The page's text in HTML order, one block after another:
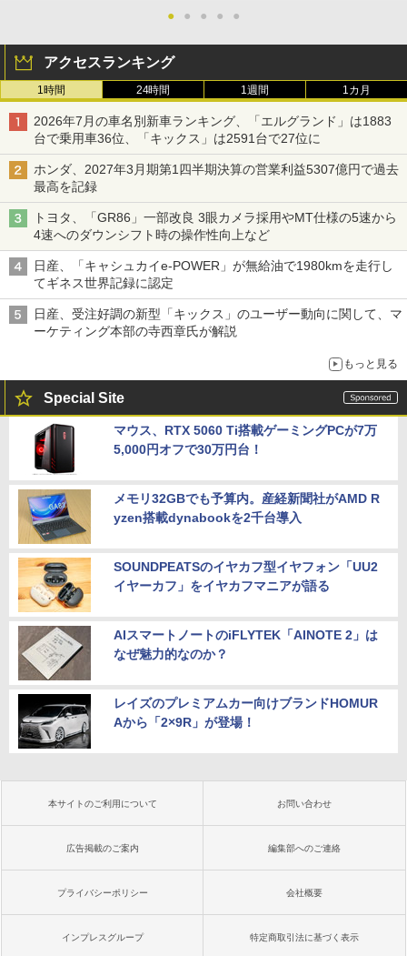
● ● ● ● ●
アクセスランキング
1時間 24時間 1週間 1カ月
2026年7月の車名別新車ランキング、「エルグランド」は1883
台で乗用車36位、「キックス」は2591台で27位に
ホンダ、2027年3月期第1四半期決算の営業利益5307億円で過去
最高を記録
トヨタ、「GR86」一部改良 3眼カメラ採用やMT仕様の5速から
4速へのダウンシフト時の操作性向上など
日産、「キャシュカイe-POWER」が無給油で1980kmを走行し
てギネス世界記録に認定
日産、受注好調の新型「キックス」のユーザー動向に関して、マ
ーケティング本部の寺西章氏が解説
もっと見る
Special Site
マウス、RTX 5060 Ti搭載ゲーミングPCが7万
5,000円オフで30万円台！
メモリ32GBでも予算内。産経新聞社がAMD R
yzen搭載dynabookを2千台導入
SOUNDPEATSのイヤカフ型イヤフォン「UU2
イヤーカフ」をイヤカフマニアが語る
AIスマートノートのiFLYTEK「AINOTE 2」は
なぜ魅力的なのか？
レイズのプレミアムカー向けブランドHOMUR
Aから「2×9R」が登場！
本サイトのご利用について お問い合わせ
広告掲載のご案内 編集部へのご連絡
プライバシーポリシー 会社概要
インプレスグループ 特定商取引法に基づく表示